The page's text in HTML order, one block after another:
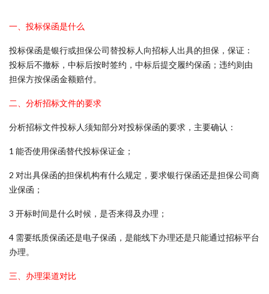
一、投标保函是什么
投标保函是银行或担保公司替投标人向招标人出具的担保，保证：
投标后不撤标，中标后按时签约，中标后提交履约保函；违约则由
担保方按保函金额赔付。
二、分析招标文件的要求
分析招标文件投标人须知部分对投标保函的要求，主要确认：
1 能否使用保函替代投标保证金；
2 对出具保函的担保机构有什么规定，要求银行保函还是担保公司商
业保函；
3 开标时间是什么时候，是否来得及办理；
4 需要纸质保函还是电子保函，是能线下办理还是只能通过招标平台
办理。
三、办理渠道对比